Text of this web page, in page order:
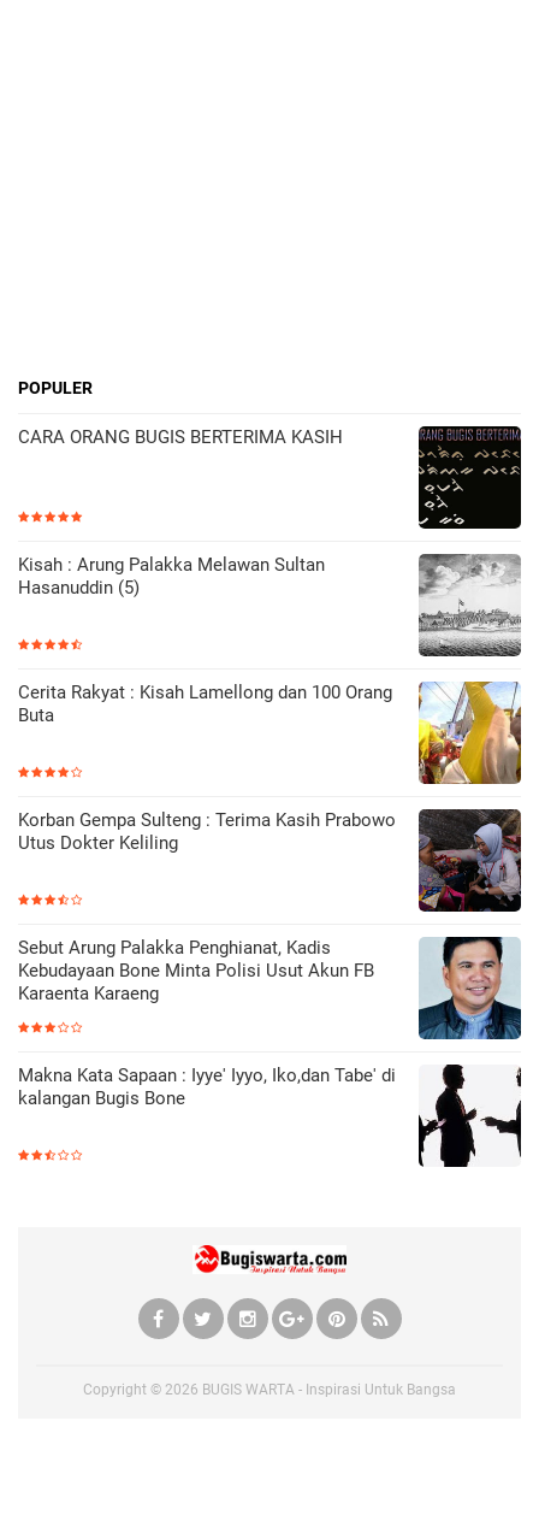
POPULER
CARA ORANG BUGIS BERTERIMA KASIH
Kisah : Arung Palakka Melawan Sultan
Hasanuddin (5)
Cerita Rakyat : Kisah Lamellong dan 100 Orang
Buta
Korban Gempa Sulteng : Terima Kasih Prabowo
Utus Dokter Keliling
Sebut Arung Palakka Penghianat, Kadis
Kebudayaan Bone Minta Polisi Usut Akun FB
Karaenta Karaeng
Makna Kata Sapaan : Iyye' Iyyo, Iko,dan Tabe' di
kalangan Bugis Bone
Copyright © 2026 BUGIS WARTA - Inspirasi Untuk Bangsa